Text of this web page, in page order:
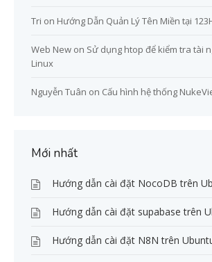
Tri on Hướng Dẫn Quản Lý Tên Miền tại
Web New on Sử dụng htop để kiểm tra tài
Linux
Nguyễn Tuân on Cấu hình hệ thống
Mới nhất
Hướng dẫn cài đặt NocoDB trên
Hướng dẫn cài đặt supabase trên
Hướng dẫn cài đặt N8N trên